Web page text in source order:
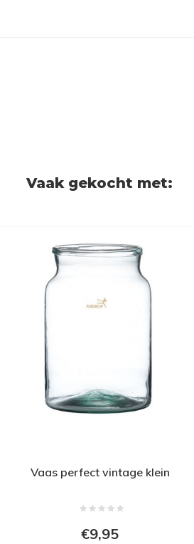
Vaak gekocht met:
Vaas perfect vintage klein
€9,95